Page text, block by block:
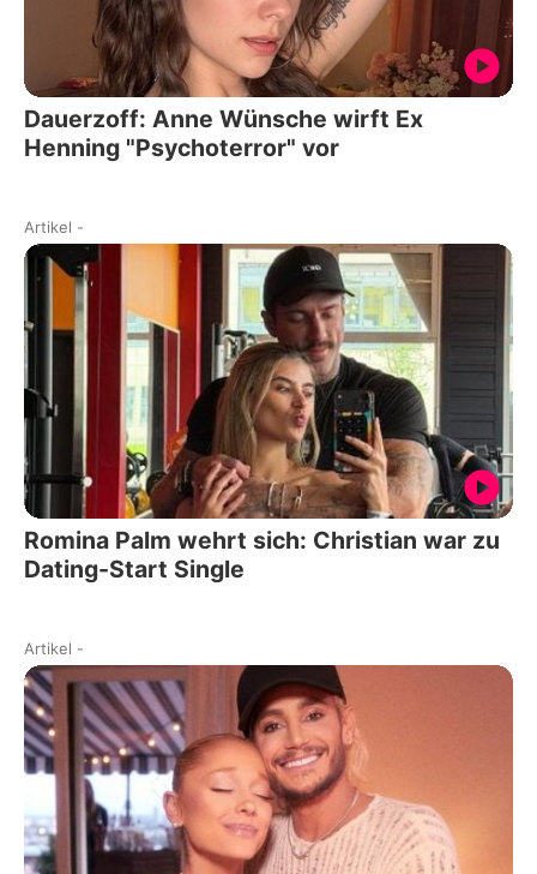
Dauerzoff: Anne Wünsche wirft Ex
Henning "Psychoterror" vor
Artikel -
Romina Palm wehrt sich: Christian war zu
Dating-Start Single
Artikel -